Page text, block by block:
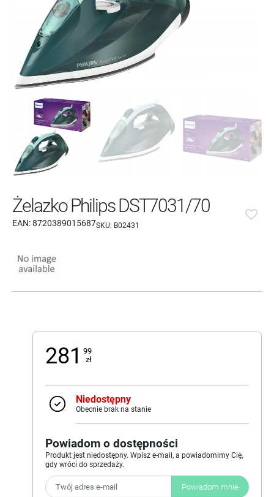
Żelazko Philips DST7031/70
EAN:8720389015687SKU: B02431
favorite_border
281 99
zł
Niedostępny
Obecnie brak na stanie
Powiadom o dostępności
Produkt jest niedostępny. Wpisz e-mail, a powiadomimy Cię,
gdy wróci do sprzedaży.
Powiadom mnie